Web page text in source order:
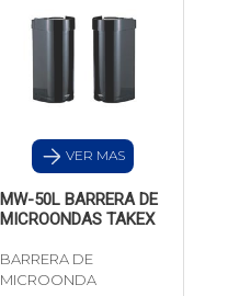
VER MAS
MW-50L BARRERA DE
MICROONDAS TAKEX
BARRERA DE
MICROONDA